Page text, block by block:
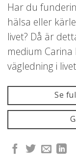
5.00av 5
kundrecensioner
Har du
hälsa eller
livet? Då är
medium
vägledning i
Se